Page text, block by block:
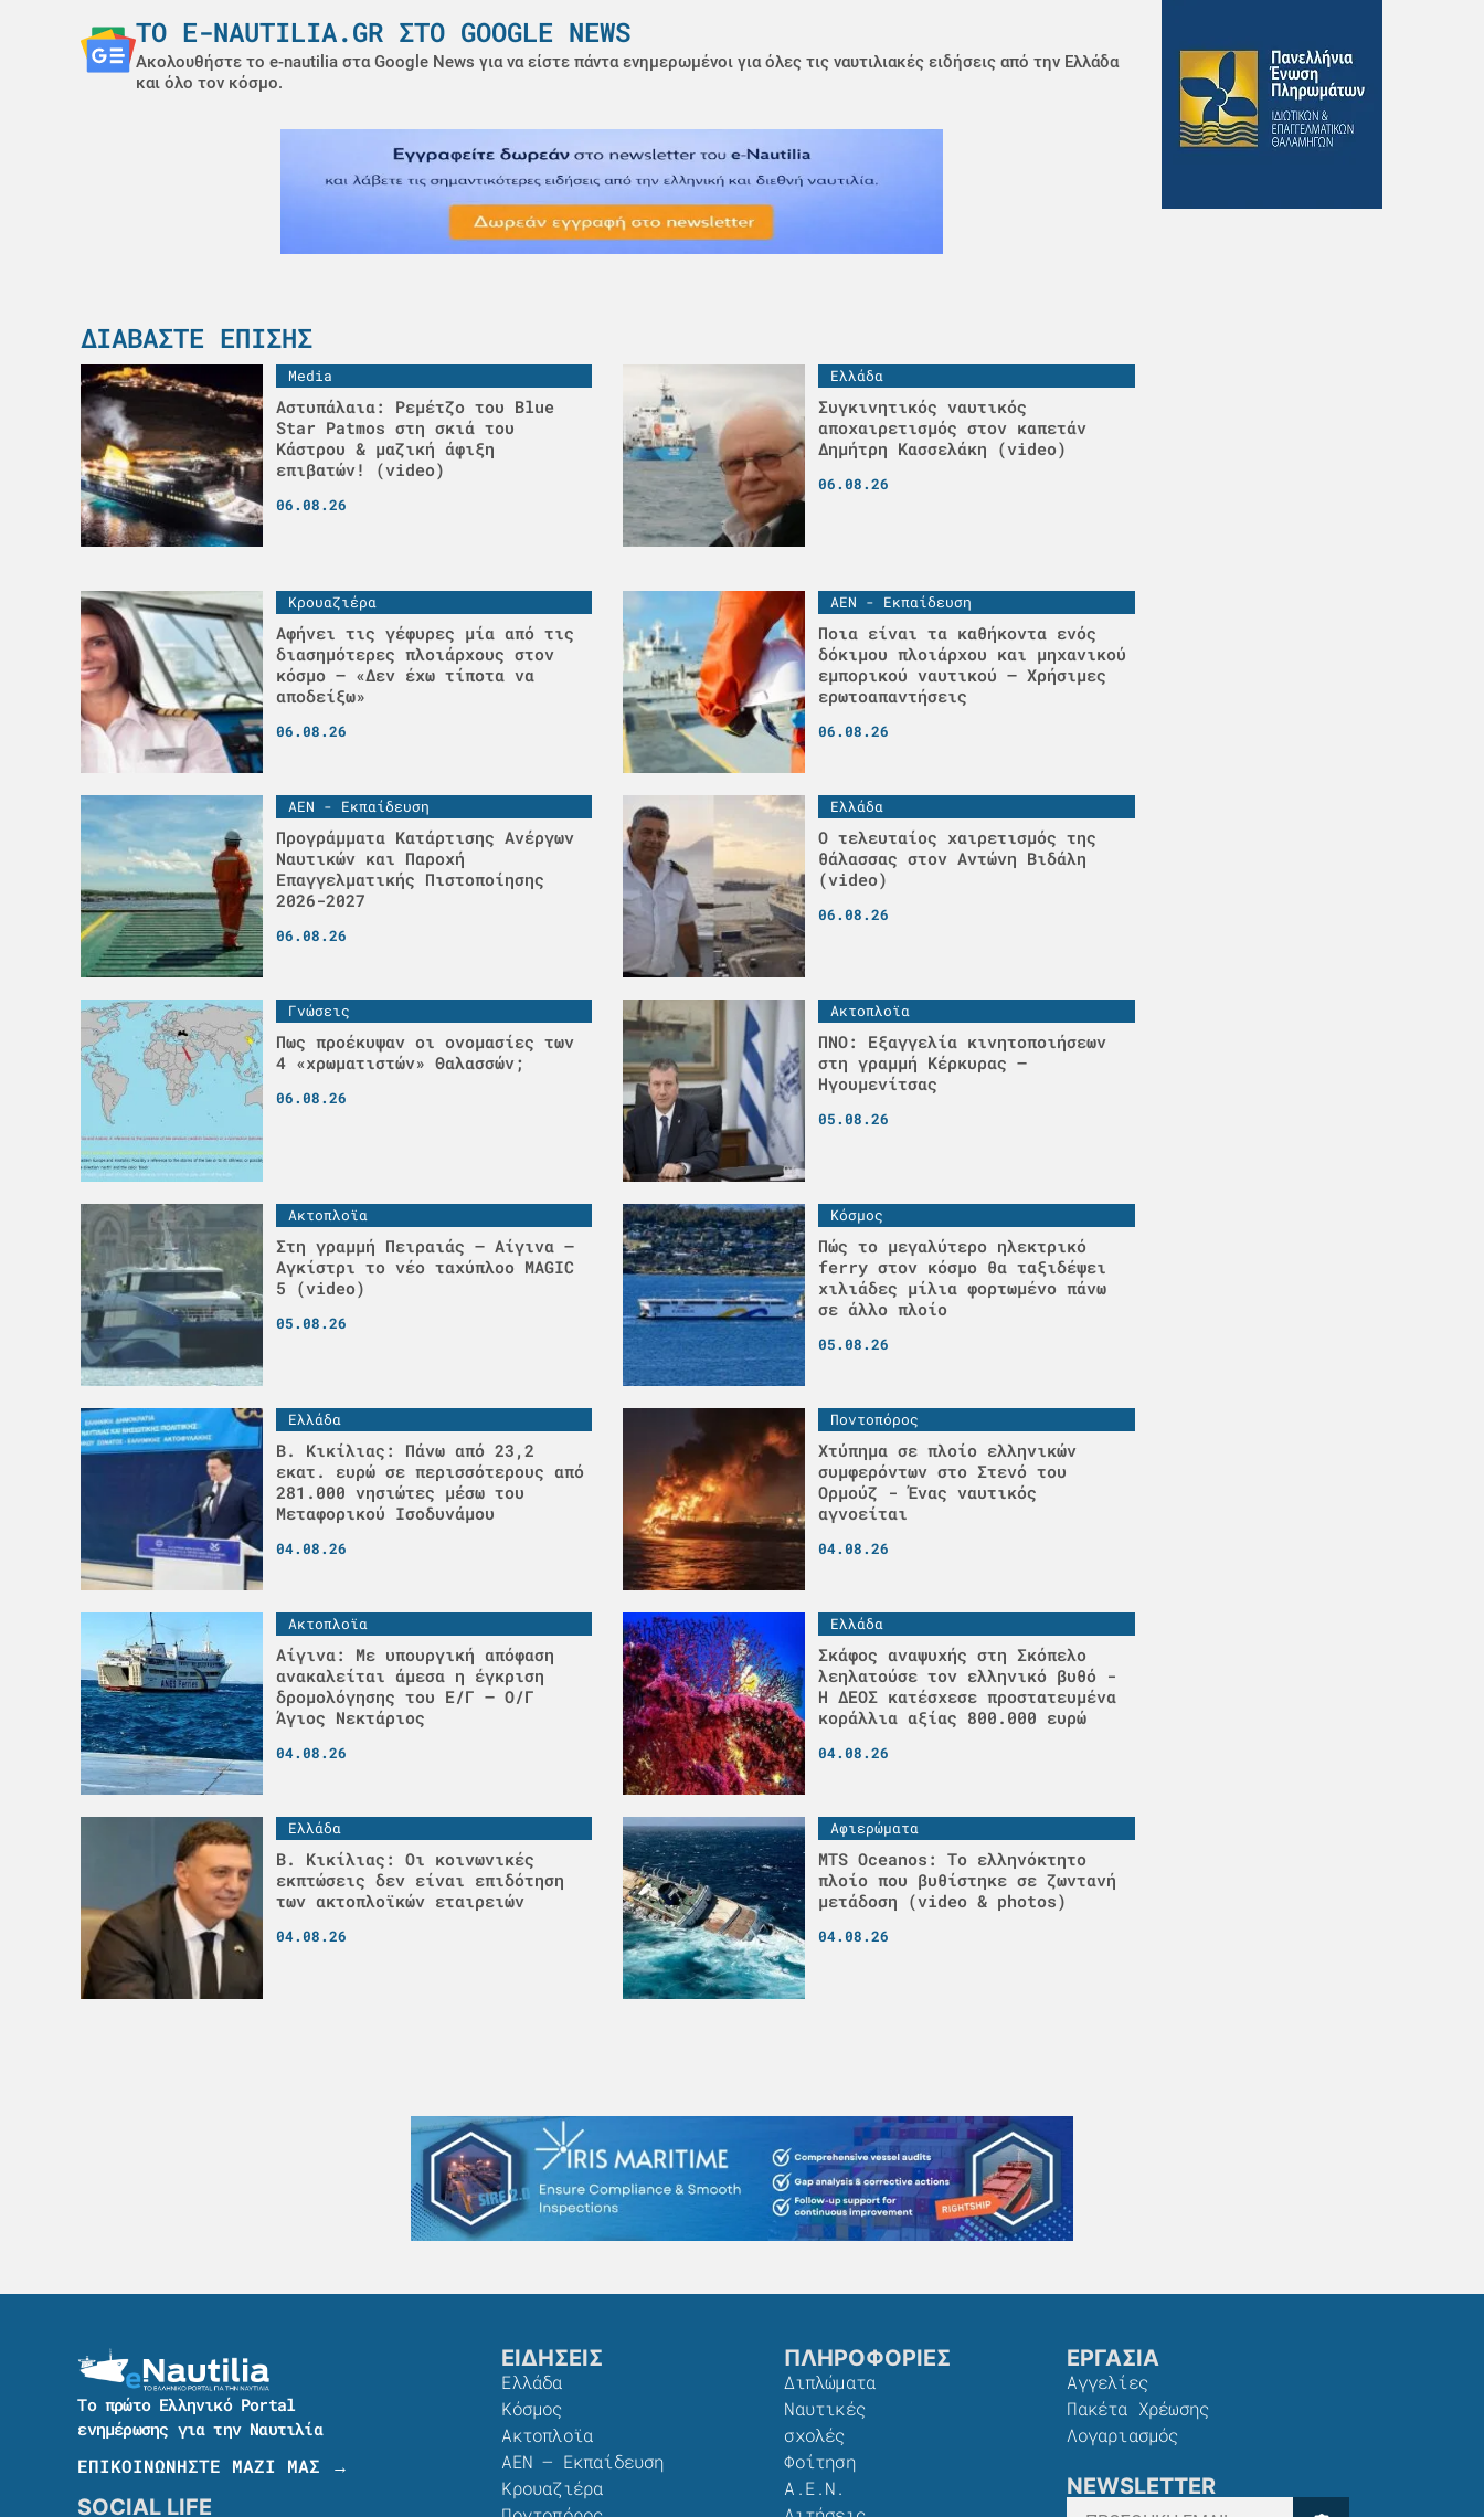
ΤΟ E-NAUTILIA.GR ΣΤΟ GOOGLE NEWS
Ακολουθήστε το e-nautilia στα Google News για να είστε πάντα ενημερωμένοι για όλες τις ναυτιλιακές ειδήσεις από την Ελλάδα
και όλο τον κόσμο.
ΔΙΑΒΆΣΤΕ ΕΠΊΣΗΣ
Media
Αστυπάλαια: Ρεμέτζο του Blue
Star Patmos στη σκιά του
Κάστρου & μαζική άφιξη
επιβατών! (video)
06.08.26
Ελλάδα
Συγκινητικός ναυτικός
αποχαιρετισμός στον καπετάν
Δημήτρη Κασσελάκη (video)
06.08.26
Κρουαζιέρα
Αφήνει τις γέφυρες μία από τις
διασημότερες πλοιάρχους στον
κόσμο – «Δεν έχω τίποτα να
αποδείξω»
06.08.26
ΑΕΝ - Εκπαίδευση
Ποια είναι τα καθήκοντα ενός
δόκιμου πλοιάρχου και μηχανικού
εμπορικού ναυτικού – Χρήσιμες
ερωτοαπαντήσεις
06.08.26
ΑΕΝ - Εκπαίδευση
Προγράμματα Κατάρτισης Ανέργων
Ναυτικών και Παροχή
Επαγγελματικής Πιστοποίησης
2026-2027
06.08.26
Ελλάδα
Ο τελευταίος χαιρετισμός της
θάλασσας στον Αντώνη Βιδάλη
(video)
06.08.26
Γνώσεις
Πως προέκυψαν οι ονομασίες των
4 «χρωματιστών» Θαλασσών;
06.08.26
Ακτοπλοϊα
ΠΝΟ: Εξαγγελία κινητοποιήσεων
στη γραμμή Κέρκυρας –
Ηγουμενίτσας
05.08.26
Ακτοπλοϊα
Στη γραμμή Πειραιάς – Αίγινα –
Αγκίστρι το νέο ταχύπλοο MAGIC
5 (video)
05.08.26
Κόσμος
Πώς το μεγαλύτερο ηλεκτρικό
ferry στον κόσμο θα ταξιδέψει
χιλιάδες μίλια φορτωμένο πάνω
σε άλλο πλοίο
05.08.26
Ελλάδα
Β. Κικίλιας: Πάνω από 23,2
εκατ. ευρώ σε περισσότερους από
281.000 νησιώτες μέσω του
Μεταφορικού Ισοδυνάμου
04.08.26
Ποντοπόρος
Χτύπημα σε πλοίο ελληνικών
συμφερόντων στο Στενό του
Ορμούζ - Ένας ναυτικός
αγνοείται
04.08.26
Ακτοπλοϊα
Αίγινα: Με υπουργική απόφαση
ανακαλείται άμεσα η έγκριση
δρομολόγησης του Ε/Γ – Ο/Γ
Άγιος Νεκτάριος
04.08.26
Ελλάδα
Σκάφος αναψυχής στη Σκόπελο
λεηλατούσε τον ελληνικό βυθό -
H ΔΕΟΣ κατέσχεσε προστατευμένα
κοράλλια αξίας 800.000 ευρώ
04.08.26
Ελλάδα
Β. Κικίλιας: Οι κοινωνικές
εκπτώσεις δεν είναι επιδότηση
των ακτοπλοϊκών εταιρειών
04.08.26
Αφιερώματα
MTS Oceanos: Το ελληνόκτητο
πλοίο που βυθίστηκε σε ζωντανή
μετάδοση (video & photos)
04.08.26
Το πρώτο Ελληνικό Portal
ενημέρωσης για την Ναυτιλία
ΕΠΙΚΟΙΝΩΝΗΣΤΕ ΜΑΖΙ ΜΑΣ →
SOCIAL LIFE
ΕΙΔΗΣΕΙΣ
Ελλάδα
Κόσμος
Ακτοπλοϊα
ΑΕΝ – Εκπαίδευση
Κρουαζιέρα
ΠΛΗΡΟΦΟΡΙΕΣ
Διπλώματα
Ναυτικές
σχολές
Φοίτηση
Α.Ε.Ν.
ΕΡΓΑΣΙΑ
Αγγελίες
Πακέτα Χρέωσης​
Λογαριασμός
NEWSLETTER